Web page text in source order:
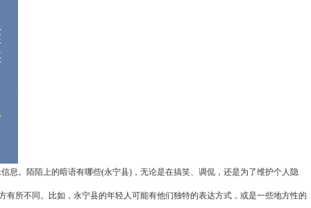
息。陌陌上的暗语有哪些(永宁县)，无论是在搞笑、调侃，还是为了维护个人隐
所不同。比如，永宁县的年轻人可能有他们独特的表达方式，或是一些地方性的